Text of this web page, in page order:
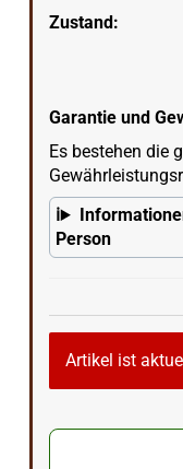
Zustand:
Garantie und
Es bestehen die
Person
Artikel ist